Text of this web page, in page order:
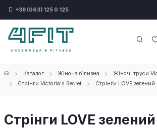
+38 (063) 125 0 125
Каталог Жіноча білизна
Жіночі труси
Стрінги Victoria's Secret
Стрінги LOVE зелений
Стрінги LOVE зелений